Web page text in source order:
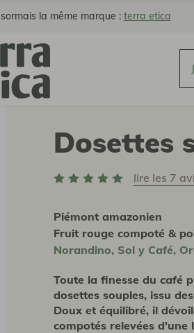
la même marque : terra etica
Dosettes
lire les 7
Piémont amazonien
Fruit rouge compoté &
Norandino, Sol y Café,
Toute la finesse du café
dosettes souples, issu
Doux et équilibré, il
compotés relevées